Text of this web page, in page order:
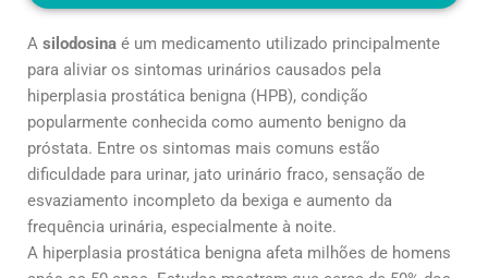
A silodosina é um medicamento utilizado principalmente
para aliviar os sintomas urinários causados pela
hiperplasia prostática benigna (HPB), condição
popularmente conhecida como aumento benigno da
próstata. Entre os sintomas mais comuns estão
dificuldade para urinar, jato urinário fraco, sensação de
esvaziamento incompleto da bexiga e aumento da
frequência urinária, especialmente à noite.
A hiperplasia prostática benigna afeta milhões de homens